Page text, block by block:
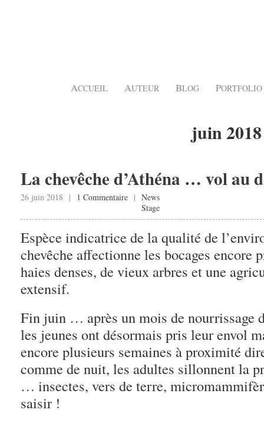
ACCUEIL AUTEUR BLOG PORTFOLIO
juin 2018
La chevêche d’Athéna … vol au
26 juin 2018 | 1 Commentaire | News
Stage
Espèce indicatrice de la qualité de
chevêche affectionne les bocages encore
haies denses, de vieux arbres et une
extensif.
Fin juin … après un mois de nourrissage
les jeunes ont désormais pris leur envol
encore plusieurs semaines à proximité
comme de nuit, les adultes sillonnent la
… insectes, vers de terre,
saisir !